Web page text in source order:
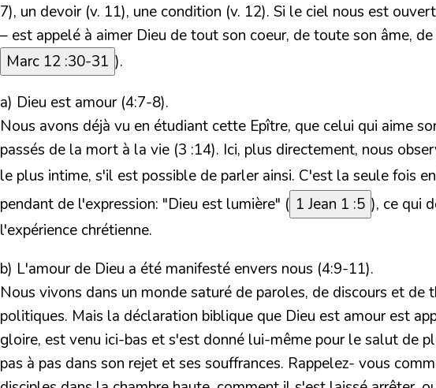
7), un devoir (v. 11), une condition (v. 12). Si le ciel nous est
– est appelé à aimer Dieu de tout son coeur, de toute son âme,
Marc 12 :30-31 ).
a) Dieu est amour (4:7-8).
Nous avons déjà vu en étudiant cette Epître, que celui qui aime
passés de la mort à la vie (3 :14). Ici, plus directement, nous
le plus intime, s'il est possible de parler ainsi. C'est la seule fois en
pendant de l'expression: "Dieu est lumière" ( 1 Jean 1 :5 ), ce qui
l'expérience chrétienne.
b) L'amour de Dieu a été manifesté envers nous (4:9-11).
Nous vivons dans un monde saturé de paroles, de discours et
politiques. Mais la déclaration biblique que Dieu est amour est
gloire, est venu ici-bas et s'est donné lui-même pour le salut de
pas à pas dans son rejet et ses souffrances. Rappelez- vous